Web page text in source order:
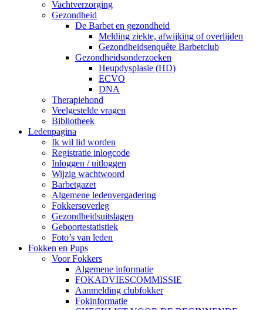
Vachtverzorging
Gezondheid
De Barbet en gezondheid
Melding ziekte, afwijking of overlijden
Gezondheidsenquête Barbetclub
Gezondheidsonderzoeken
Heupdysplasie (HD)
ECVO
DNA
Therapiehond
Veelgestelde vragen
Bibliotheek
Ledenpagina
Ik wil lid worden
Registratie inlogcode
Inloggen / uitloggen
Wijzig wachtwoord
Barbetgazet
Algemene ledenvergadering
Fokkersoverleg
Gezondheidsuitslagen
Geboortestatistiek
Foto’s van leden
Fokken en Pups
Voor Fokkers
Algemene informatie
FOKADVIESCOMMISSIE
Aanmelding clubfokker
Fokinformatie